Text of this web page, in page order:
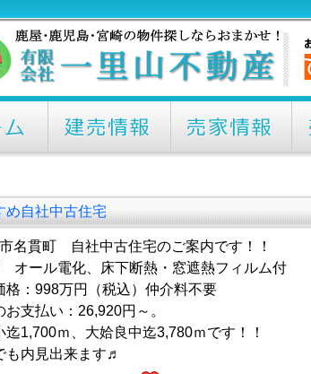
め自社中古住宅
名貫町 自社中古住宅のご案内です！！
オール電化、床下断熱・窓遮熱フィルム付
格：998万円（税込）仲介料不要
お支払い：26,920円～。
迄1,700ｍ、大姶良中迄3,780ｍです！！
も内見出来ます♬